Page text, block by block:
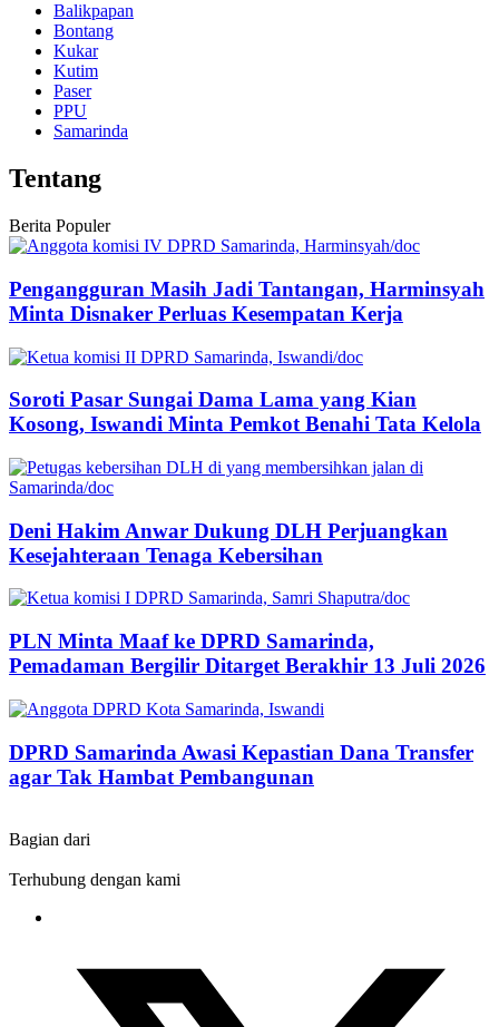
Balikpapan
Bontang
Kukar
Kutim
Paser
PPU
Samarinda
Tentang
Berita Populer
Pengangguran Masih Jadi Tantangan, Harminsyah
Minta Disnaker Perluas Kesempatan Kerja
Soroti Pasar Sungai Dama Lama yang Kian
Kosong, Iswandi Minta Pemkot Benahi Tata Kelola
Deni Hakim Anwar Dukung DLH Perjuangkan
Kesejahteraan Tenaga Kebersihan
PLN Minta Maaf ke DPRD Samarinda,
Pemadaman Bergilir Ditarget Berakhir 13 Juli 2026
DPRD Samarinda Awasi Kepastian Dana Transfer
agar Tak Hambat Pembangunan
Bagian dari
Terhubung dengan kami